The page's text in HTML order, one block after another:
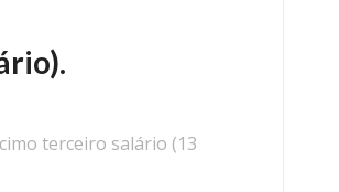
terceiro salário (13